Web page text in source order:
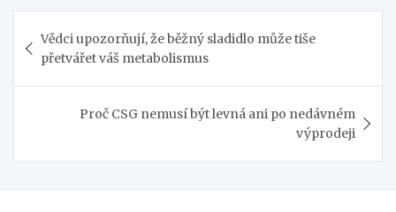
pro
příspěvek
Vědci upozorňují, že běžný sladidlo může tiše
přetvářet váš metabolismus
Proč CSG nemusí být levná ani po nedávném
výprodeji